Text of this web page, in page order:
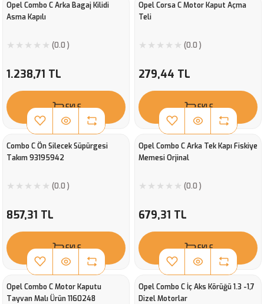
Opel Combo C Arka Bagaj Kilidi
Asma Kapılı
(0.0 )
1.238,71 TL
EKLE
Opel Corsa C Motor Kaput Açma
Teli
(0.0 )
279,44 TL
EKLE
Combo C Ön Silecek Süpürgesi
Takım 93195942
(0.0 )
857,31 TL
EKLE
Opel Combo C Arka Tek Kapı Fiskiye
Memesi Orjinal
(0.0 )
679,31 TL
EKLE
Opel Combo C Motor Kaputu
Tayvan Malı Ürün 1160248
Opel Combo C İç Aks Körüğü 1.3 -1,7
Dizel Motorlar